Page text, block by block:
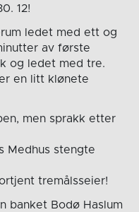
12!
ledet med ett og
av første
og ledet med tre.
en litt klønete
men sprakk etter
Medhus stengte
tremålsseier!
banket Bodø Haslum